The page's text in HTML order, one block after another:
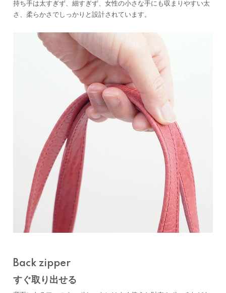
持ち手は太すぎず、細すぎず、女性の小さな手にも収まりやすい太
さ、柔らかさでしっかりと設計されています。
Back zipper
すぐ取り出せる